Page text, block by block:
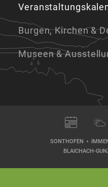
Burgen, Kirchen &
Museen &
SONTHOFEN
BLAICHACH-